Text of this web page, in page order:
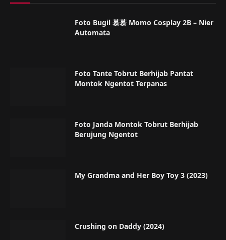
Foto Bugil 慕慕 Momo Cosplay 2B – Nier
Automata
Foto Tante Tobrut Berhijab Pantat
Montok Ngentot Terpanas
Foto Janda Montok Tobrut Berhijab
Berujung Ngentot
My Grandma and Her Boy Toy 3 (2023)
Crushing on Daddy (2024)